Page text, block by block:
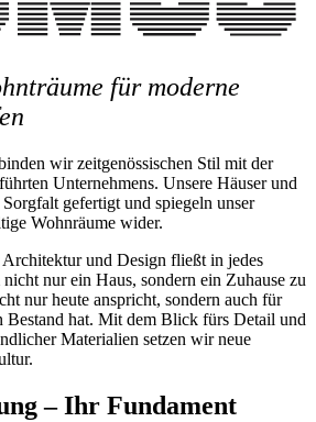
für moderne
wir zeitgenössischen Stil mit der
Unternehmens. Unsere Häuser und
gefertigt und spiegeln unser
Wohnräume wider.
und Design fließt in jedes
nur ein Haus, sondern ein Zuhause zu
nur heute anspricht, sondern auch für
Bestand hat. Mit dem Blick fürs Detail und
Materialien setzen wir neue
– Ihr Fundament